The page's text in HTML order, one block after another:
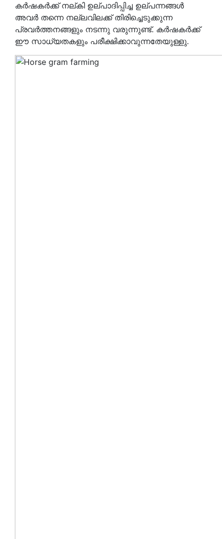
കർഷകർക്ക് നല്കി ഉല്പാദിപ്പിച്ച ഉല്പന്നങ്ങൾ
അവർ തന്നെ നല്ലവിലക്ക് തിരിച്ചെടുക്കുന്ന
പ്രവർത്തനങ്ങളും നടന്നു വരുന്നുണ്ട്. കർഷകർക്ക്
ഈ സാധ്യതകളും പരീക്ഷിക്കാവുന്നതേയുള്ളു.